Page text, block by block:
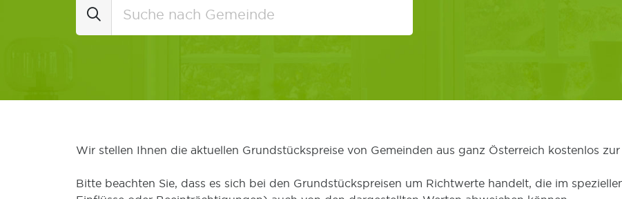
Wir stellen Ihnen die aktuellen Grundstückspreise von Gemeinden aus ganz Österreich kostenlos zur
Bitte beachten Sie, dass es sich bei den Grundstückspreisen um Richtwerte handelt, die im